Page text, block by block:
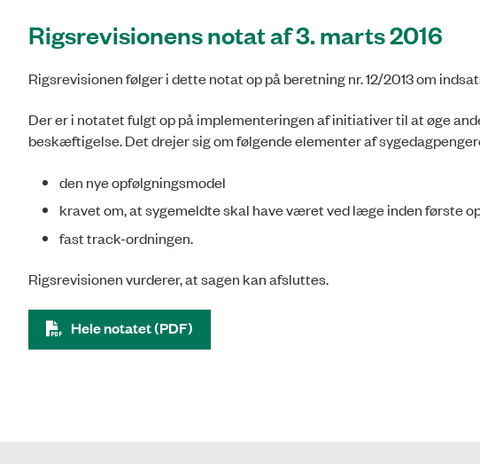
Rigsrevisionens notat af 3. marts 2016
Rigsrevisionen følger i dette notat op på beretning nr. 12/2013 om
Der er i notatet fulgt op på implementeringen af initiativer til at øge
beskæftigelse. Det drejer sig om følgende elementer af
den nye opfølgningsmodel
kravet om, at sygemeldte skal have været ved læge inden første
fast track-ordningen.
Rigsrevisionen vurderer, at sagen kan afsluttes.
Hele notatet (PDF)